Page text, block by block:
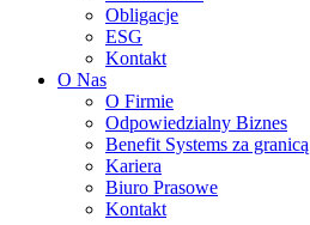
Obligacje
ESG
Kontakt
O Nas
O Firmie
Odpowiedzialny Biznes
Benefit Systems za granicą
Kariera
Biuro Prasowe
Kontakt